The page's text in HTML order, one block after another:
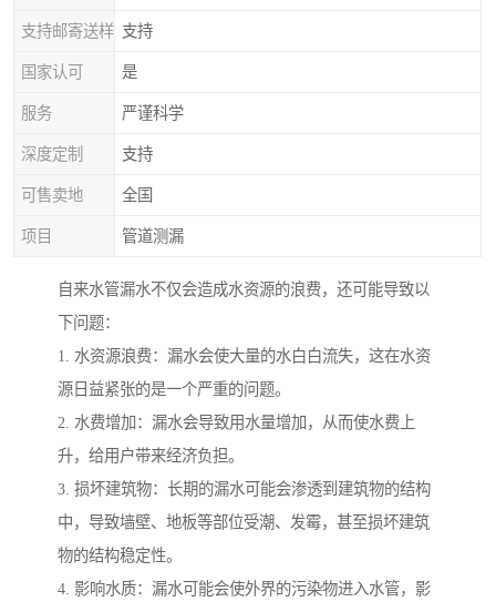
支持邮寄送样 支持
国家认可 是
服务 严谨科学
深度定制 支持
可售卖地 全国
项目 管道测漏
自来水管漏水不仅会造成水资源的浪费，还可能导致以
下问题：
1. 水资源浪费：漏水会使大量的水白白流失，这在水资
源日益紧张的是一个严重的问题。
2. 水费增加：漏水会导致用水量增加，从而使水费上
升，给用户带来经济负担。
3. 损坏建筑物：长期的漏水可能会渗透到建筑物的结构
中，导致墙壁、地板等部位受潮、发霉，甚至损坏建筑
物的结构稳定性。
4. 影响水质：漏水可能会使外界的污染物进入水管，影